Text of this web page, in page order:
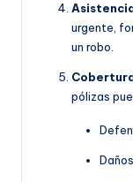
urgente,
un robo.
pólizas